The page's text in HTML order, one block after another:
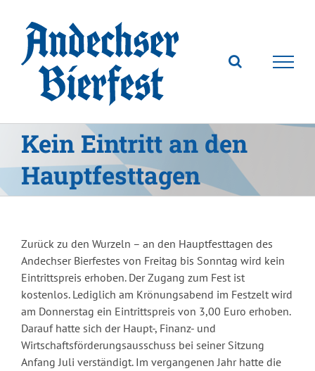
Inhalt
springen
Kein Eintritt an den
Hauptfesttagen
Zurück zu den Wurzeln – an den Hauptfesttagen des
Andechser Bierfestes von Freitag bis Sonntag wird kein
Eintrittspreis erhoben. Der Zugang zum Fest ist
kostenlos. Lediglich am Krönungsabend im Festzelt wird
am Donnerstag ein Eintrittspreis von 3,00 Euro erhoben.
Darauf hatte sich der Haupt-, Finanz- und
Wirtschaftsförderungsausschuss bei seiner Sitzung
Anfang Juli verständigt. Im vergangenen Jahr hatte die